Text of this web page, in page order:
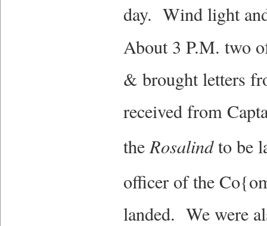
day. Wind light
About 3 P.M. two
& brought letters
received from
theRosalindto be
officer of the
landed. We were